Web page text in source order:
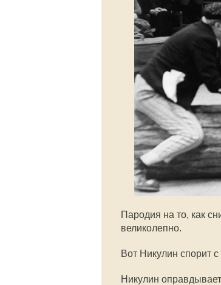
Пародия на то, как
великолепно.
Вот Никулин спорит
Никулин